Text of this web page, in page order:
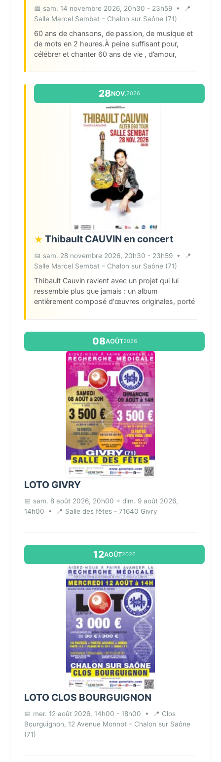
📅 sam. 14 novembre 2026, 20h30 - 23h59 •
📍
Salle Marcel Sembat – Chalon sur Saône (71)
60 ans de chansons, de passion, de musique et
de mots en 2 heures.À peine suffisant pour,
célébrer et chanter 60 ans de vie , d’amour,
humour, Michel Fugain offre...
28NOV.2026
★ Thibault CAUVIN en concert
📅 sam. 28 novembre 2026, 20h30 - 23h59 •
📍
Salle Marcel Sembat – Chalon sur Saône (71)
Thibault Cauvin revient avec un projet qui lui
ressemble plus que jamais : un album
entièrement composé d'œuvres originales, porté
mise en scène se...
08AOÛT2026
LOTO GIVRY
📅 sam. 8 août 2026, 20h00 + dim. 9 août 2026,
14h00 • 📍 Salle des fêtes - 71640 Givry
12AOÛT2026
LOTO CLOS BOURGUIGNON
📅 mer. 12 août 2026, 14h00 - 18h00 •
📍 Clos
Bourguignon, 12 Avenue Monnot – Chalon sur Saône
(71)